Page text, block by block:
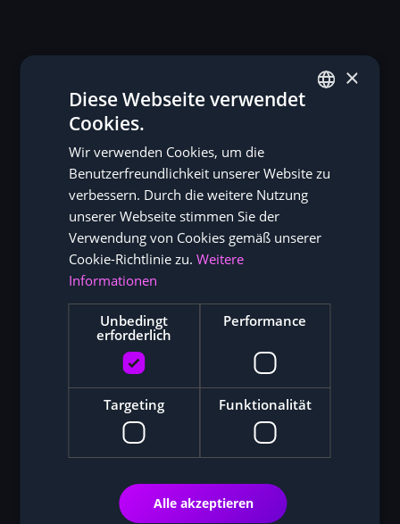
×
Diese Webseite verwendet
Cookies.
Wir verwenden Cookies, um die
Benutzerfreundlichkeit unserer Website zu
verbessern. Durch die weitere Nutzung
unserer Webseite stimmen Sie der
Verwendung von Cookies gemäß unserer
Cookie-Richtlinie zu. Weitere
Informationen
Unbedingt
erforderlich
Performance
Targeting Funktionalität
Alle akzeptieren